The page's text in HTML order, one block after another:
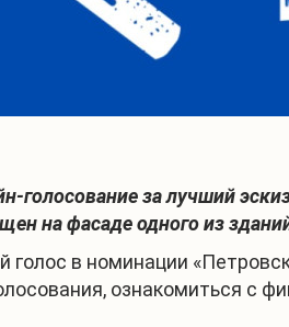
голосование за лучший
на фасаде одного из
голос в номинации
ознакомиться с